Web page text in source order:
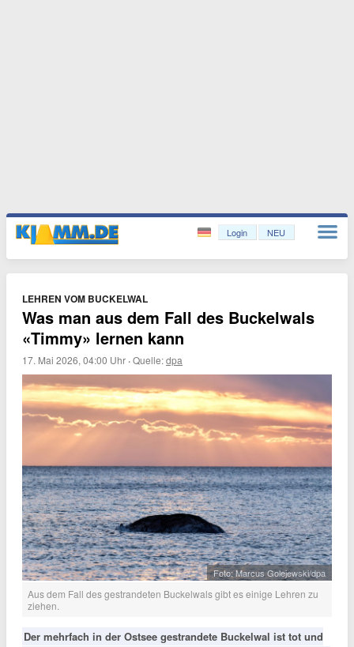
Login NEU
LEHREN VOM BUCKELWAL
Was man aus dem Fall des Buckelwals
«Timmy» lernen kann
17. Mai 2026, 04:00 Uhr ·Quelle:dpa
Foto: Marcus Golejewski/dpa
Aus dem Fall des gestrandeten Buckelwals gibt es einige Lehren zu
ziehen.
Der mehrfach in der Ostsee gestrandete Buckelwal ist tot und